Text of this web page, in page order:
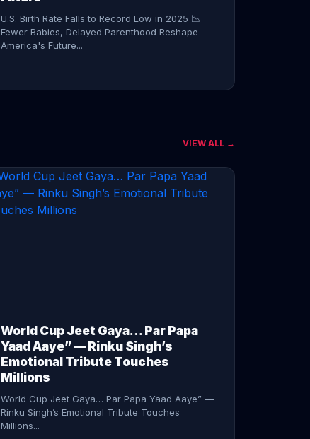
U.S. Birth Rate Falls to Record Low in 2025 📉
Fewer Babies, Delayed Parenthood Reshape
America's Future...
CONTINUE READING →
VIEW ALL →
World Cup Jeet Gaya… Par Papa
Yaad Aaye” — Rinku Singh’s
Emotional Tribute Touches
Millions
World Cup Jeet Gaya… Par Papa Yaad Aaye” —
Rinku Singh’s Emotional Tribute Touches
Millions...